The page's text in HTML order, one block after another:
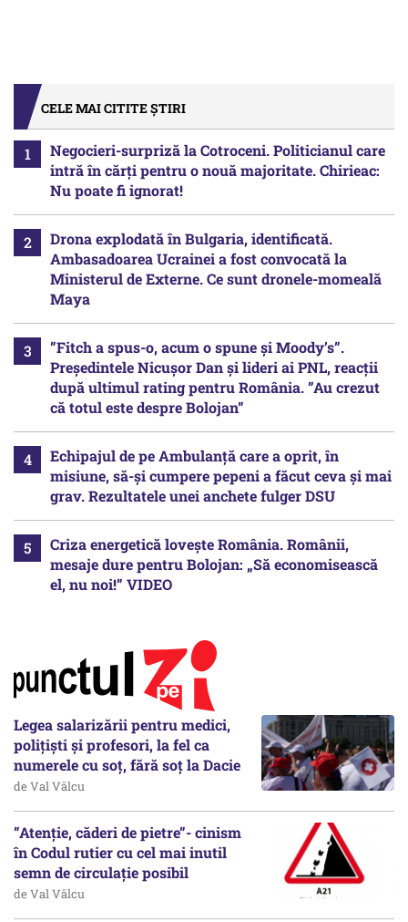
CELE MAI CITITE ȘTIRI
Negocieri-surpriză la Cotroceni. Politicianul care
intră în cărți pentru o nouă majoritate. Chirieac:
Nu poate fi ignorat!
Drona explodată în Bulgaria, identificată.
Ambasadoarea Ucrainei a fost convocată la
Ministerul de Externe. Ce sunt dronele-momeală
Maya
”Fitch a spus-o, acum o spune și Moody’s”.
Președintele Nicușor Dan și lideri ai PNL, reacții
după ultimul rating pentru România. ”Au crezut
că totul este despre Bolojan”
Echipajul de pe Ambulanță care a oprit, în
misiune, să-și cumpere pepeni a făcut ceva și mai
grav. Rezultatele unei anchete fulger DSU
Criza energetică lovește România. Românii,
mesaje dure pentru Bolojan: „Să economisească
el, nu noi!” VIDEO
Legea salarizării pentru medici,
polițiști și profesori, la fel ca
numerele cu soț, fără soț la Dacie
de Val Vâlcu
”Atenție, căderi de pietre”- cinism
în Codul rutier cu cel mai inutil
semn de circulație posibil
de Val Vâlcu